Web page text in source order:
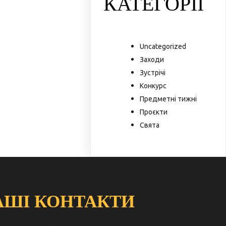
Uncategorized
Заходи
Зустрічі
Конкурс
Предметні тижні
Проєкти
Свята
КОНТАКТИ